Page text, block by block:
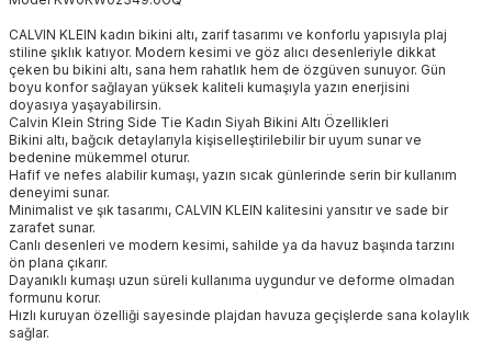
CALVIN KLEIN kadın bikini altı, zarif tasarımı ve konforlu yapısıyla plaj
stiline şıklık katıyor. Modern kesimi ve göz alıcı desenleriyle dikkat
çeken bu bikini altı, sana hem rahatlık hem de özgüven sunuyor. Gün
boyu konfor sağlayan yüksek kaliteli kumaşıyla yazın enerjisini
doyasıya yaşayabilirsin.
Calvin Klein String Side Tie Kadın Siyah Bikini Altı Özellikleri
Bikini altı, bağcık detaylarıyla kişiselleştirilebilir bir uyum sunar ve
bedenine mükemmel oturur.
Hafif ve nefes alabilir kumaşı, yazın sıcak günlerinde serin bir kullanım
deneyimi sunar.
Minimalist ve şık tasarımı, CALVIN KLEIN kalitesini yansıtır ve sade bir
zarafet sunar.
Canlı desenleri ve modern kesimi, sahilde ya da havuz başında tarzını
ön plana çıkarır.
Dayanıklı kumaşı uzun süreli kullanıma uygundur ve deforme olmadan
formunu korur.
Hızlı kuruyan özelliği sayesinde plajdan havuza geçişlerde sana kolaylık
sağlar.